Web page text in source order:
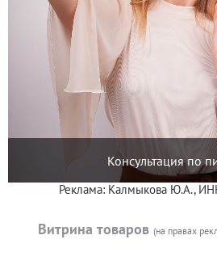
Консультация по
Реклама: Калмыкова Ю.А.,
Витрина товаров (на правах